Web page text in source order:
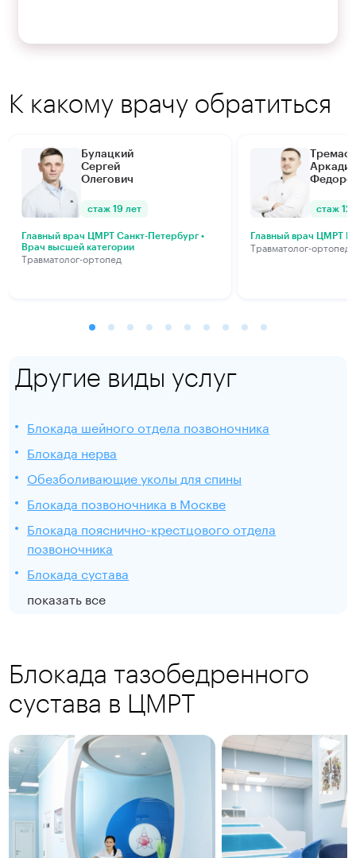
К какому врачу обратиться
Булацкий
Сергей
Олегович
стаж 19 лет
Главный врач ЦМРТ Санкт-Петербург •
Врач высшей категории
Травматолог-ортопед
стаж 12
Главный врач ЦМРТ
Травматолог-ортопед
Другие виды услуг
Блокада шейного отдела позвоночника
Блокада нерва
Обезболивающие уколы для спины
Блокада позвоночника в Москве
Блокада пояснично-крестцового отдела
позвоночника
Блокада сустава
показать все
Блокада тазобедренного
сустава в ЦМРТ